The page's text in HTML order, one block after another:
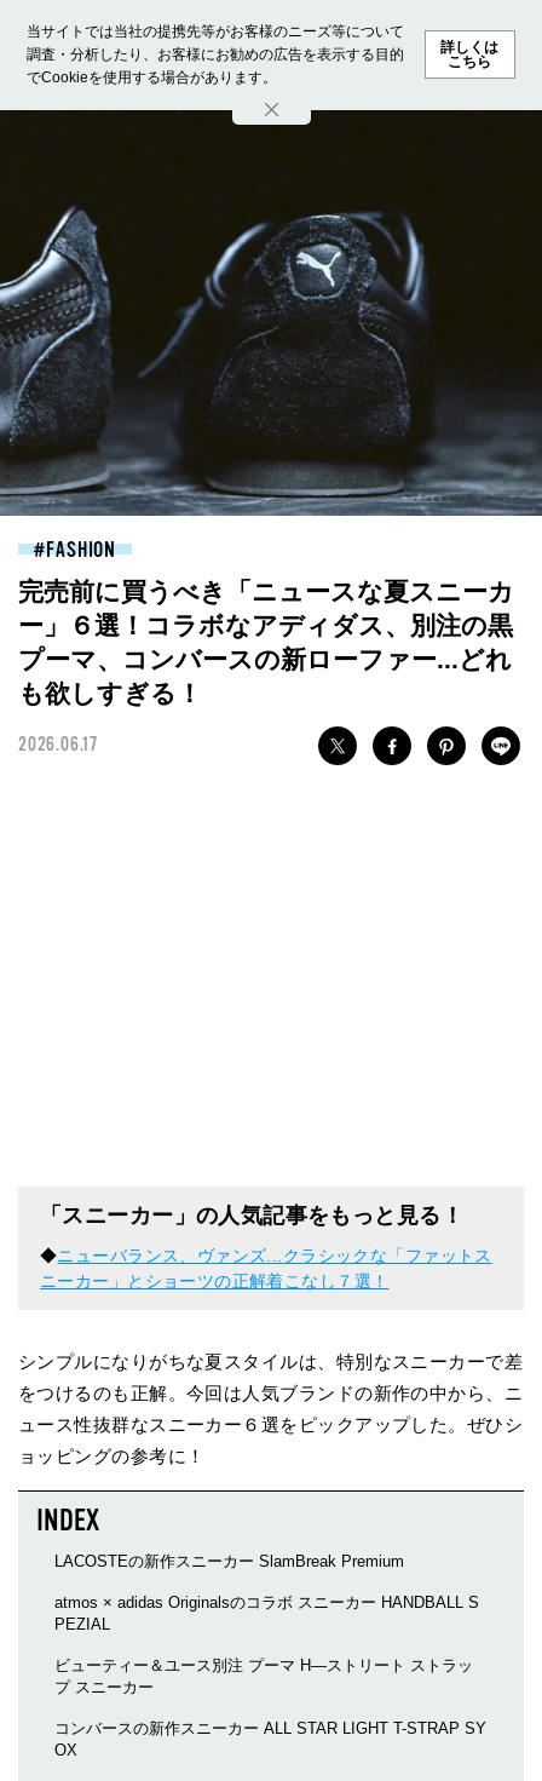
当サイトでは当社の提携先等がお客様のニーズ等について
調査・分析したり、お客様にお勧めの広告を表示する目的
でCookieを使用する場合があります。
詳しくは
こちら
ホーム モデル募集 ランキング ファッション ビューテ
FASHION
完売前に買うべき「ニュースな夏スニーカ
ー」６選！コラボなアディダス、別注の黒
プーマ、コンバースの新ローファー...どれ
も欲しすぎる！
2026.06.17
「スニーカー」の人気記事をもっと見る！
◆ニューバランス、ヴァンズ...クラシックな「ファットス
ニーカー」とショーツの正解着こなし７選！
シンプルになりがちな夏スタイルは、特別なスニーカーで差
をつけるのも正解。今回は人気ブランドの新作の中から、ニ
ュース性抜群なスニーカー６選をピックアップした。ぜひシ
ョッピングの参考に！
LACOSTEの新作スニーカー SlamBreak Premium
atmos × adidas Originalsのコラボ スニーカー HANDBALL S
PEZIAL
ビューティー＆ユース別注 プーマ H―ストリート ストラッ
プ スニーカー
コンバースの新作スニーカー ALL STAR LIGHT T-STRAP SY
OX